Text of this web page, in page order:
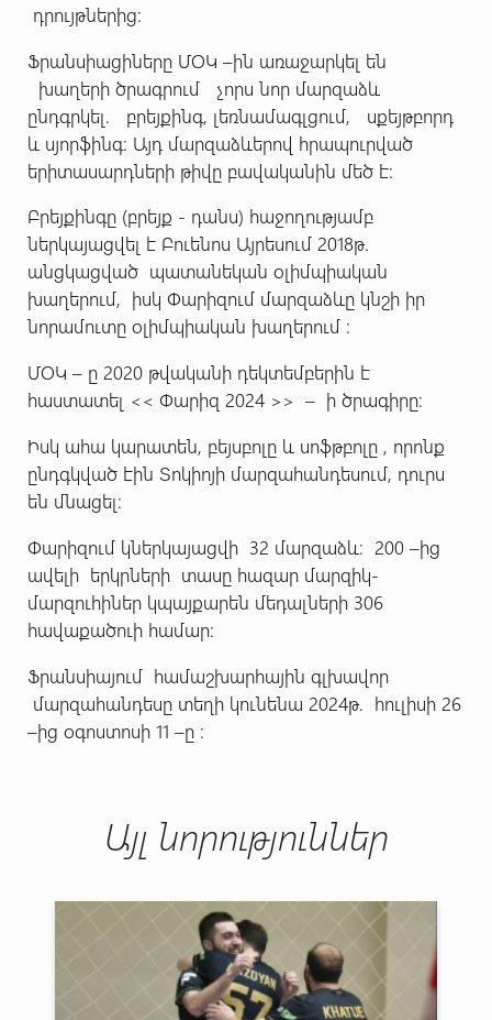
դրույթներից:
Ֆրանսիացիները ՄՕԿ –ին առաջարկել են
խաղերի ծրագրում չորս նոր մարզաձև
ընդգրկել. բրեյքինգ, լեռնամագլցում, սքեյթբորդ
և սյորֆինգ: Այդ մարզաձևերով հրապուրված
երիտասարդների թիվը բավականին մեծ է:
Բրեյքինգը (բրեյք - դանս) հաջողությամբ
ներկայացվել է Բուենոս Այրեսում 2018թ.
անցկացված պատանեկան օլիմպիական
խաղերում, իսկ Փարիզում մարզաձևը կնշի իր
նորամուտը օլիմպիական խաղերում :
ՄՕԿ – ը 2020 թվականի դեկտեմբերին է
հաստատել << Փարիզ 2024 >> – ի ծրագիրը:
Իսկ ահա կարատեն, բեյսբոլը և սոֆթբոլը , որոնք
ընդգկված էին Տոկիոյի մարզահանդեսում, դուրս
են մնացել:
Փարիզում կներկայացվի 32 մարզաձև: 200 –ից
ավելի երկրների տասը հազար մարզիկ-
մարզուհիներ կպայքարեն մեդալների 306
հավաքածուի համար:
Ֆրանսիայում համաշխարհային գլխավոր
մարզահանդեսը տեղի կունենա 2024թ. հուլիսի 26
–ից օգոստոսի 11 –ը :
Այլ նորություններ